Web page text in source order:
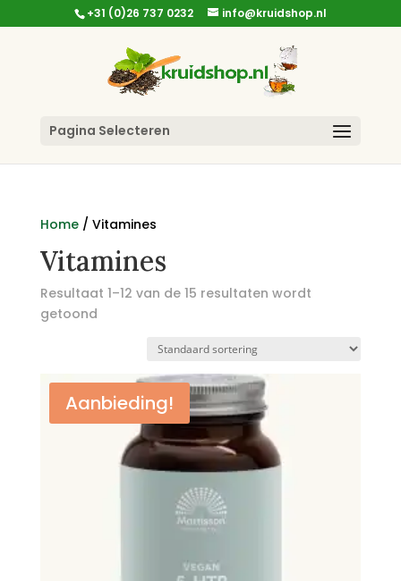
+31 (0)26 737 0232 info@kruidshop.nl
Pagina Selecteren
Home/ Vitamines
Vitamines
Resultaat 1–12 van de 15 resultaten wordt
getoond
Aanbieding!